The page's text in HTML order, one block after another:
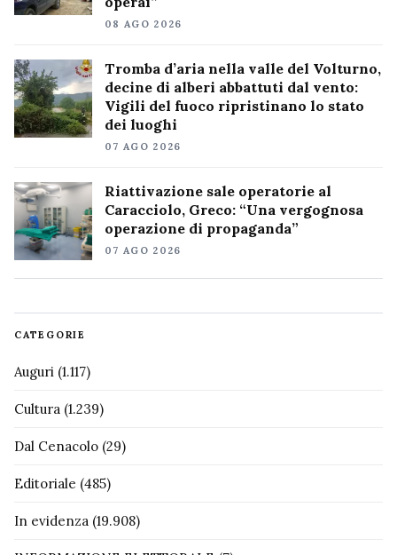
08 AGO 2026
Tromba d’aria nella valle del Volturno,
decine di alberi abbattuti dal vento:
Vigili del fuoco ripristinano lo stato
dei luoghi
07 AGO 2026
Riattivazione sale operatorie al
Caracciolo, Greco: “Una vergognosa
operazione di propaganda”
07 AGO 2026
CATEGORIE
Auguri (1.117)
Cultura (1.239)
Dal Cenacolo (29)
Editoriale (485)
In evidenza (19.908)